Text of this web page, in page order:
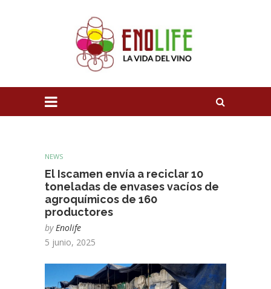
NEWS
El Iscamen envía a reciclar 10
toneladas de envases vacíos de
agroquímicos de 160
productores
by Enolife
5 junio, 2025